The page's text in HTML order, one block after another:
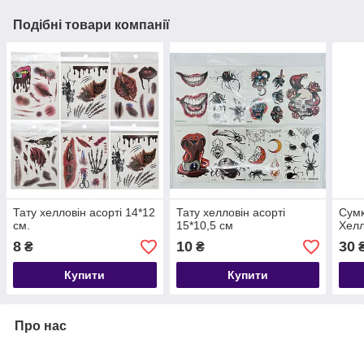
Подібні товари компанії
Тату хелловін асорті 14*12
см.
8 ₴
Купити
Тату хелловін асорті
15*10,5 см
10₴
Купити
30
Про нас